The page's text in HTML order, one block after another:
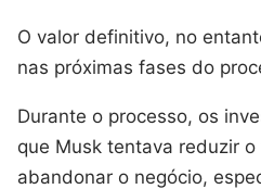
O valor definitivo, no
nas próximas fases do
Durante o processo, os
que Musk tentava reduzir
abandonar o negócio,